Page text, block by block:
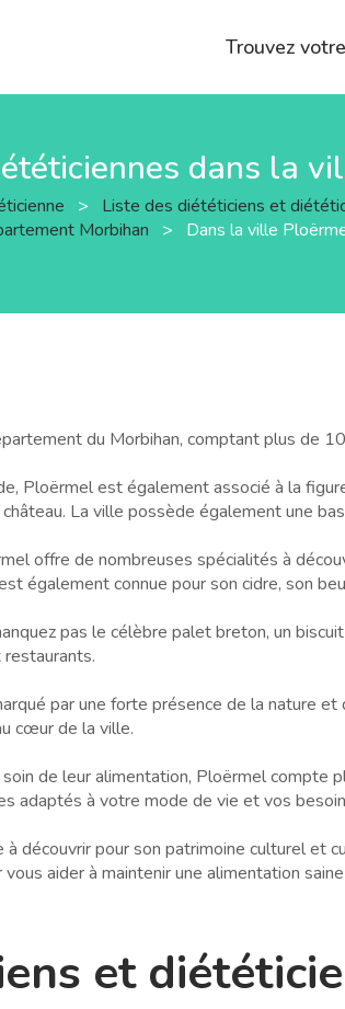
Trouvez
dans la
> Liste des diététiciens et
Morbihan > Dans la ville
du Morbihan, comptant plus de
Ploërmel est également associé à la
La ville possède également une
offre de nombreuses spécialités à
également connue pour son cidre, son
pas le célèbre palet breton, un
par une forte présence de la nature
cœur de la ville.
de leur alimentation, Ploërmel
adaptés à votre mode de vie et vos
découvrir pour son patrimoine culturel et
aider à maintenir une alimentation
et